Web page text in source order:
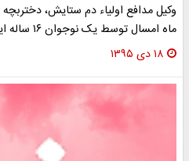
وکیل مدافع اولیاء دم ستایش،
ماه امسال توسط یک نوجوان ۱۶ ساله ایرانی به قتل رسید،…
۱۸ دی ۱۳۹۵